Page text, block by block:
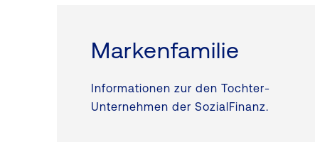
Markenfamilie
Informationen zur den Tochter-
Unternehmen der SozialFinanz.